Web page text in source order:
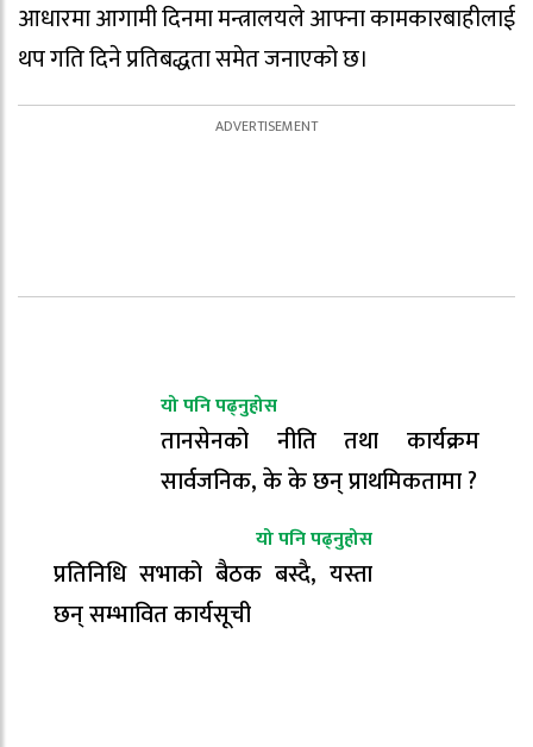
आधारमा आगामी दिनमा मन्त्रालयले आफ्ना कामकारबाहीलाई
थप गति दिने प्रतिबद्धता समेत जनाएको छ।
यो पनि पढ्नुहोस
तानसेनको नीति तथा कार्यक्रम
सार्वजनिक, के के छन् प्राथमिकतामा ?
यो पनि पढ्नुहोस
प्रतिनिधि सभाको बैठक बस्दै, यस्ता
छन् सम्भावित कार्यसूची